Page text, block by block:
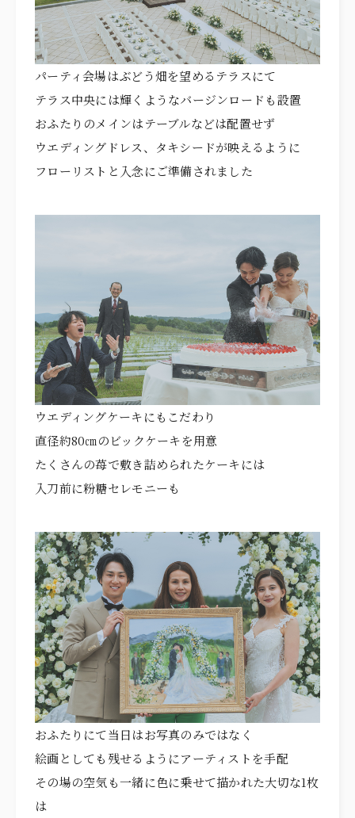
パーティ会場はぶどう畑を望めるテラスにて
テラス中央には輝くようなバージンロードも設置
おふたりのメインはテーブルなどは配置せず
ウエディングドレス、タキシードが映えるように
フローリストと入念にご準備されました
ウエディングケーキにもこだわり
直径約80㎝のビックケーキを用意
たくさんの苺で敷き詰められたケーキには
入刀前に粉糖セレモニーも
おふたりにて当日はお写真のみではなく
絵画としても残せるようにアーティストを手配
その場の空気も一緒に色に乗せて描かれた大切な1枚
は